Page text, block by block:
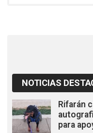
NOTICIAS
Rifarán
para